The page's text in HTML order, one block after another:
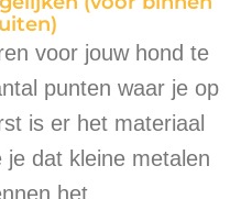
voor jouw hond te
punten waar je op
is er het materiaal
dat kleine metalen
het